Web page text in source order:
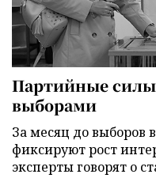
Партийные
выборами
За месяц до выборов
фиксируют рост
эксперты говорят о